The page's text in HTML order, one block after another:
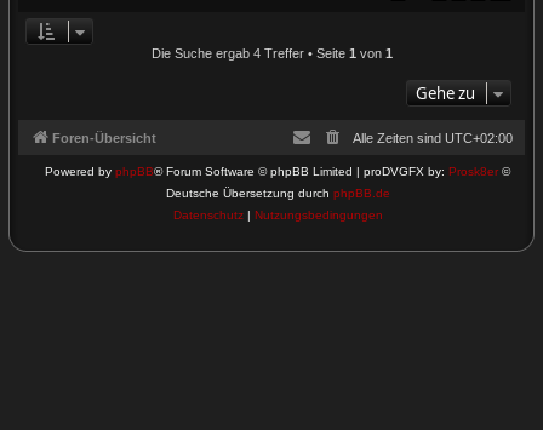
Die Suche ergab 4 Treffer • Seite 1 von 1
Gehe zu
Foren-Übersicht Alle Zeiten sind UTC+02:00
Powered by phpBB® Forum Software © phpBB Limited | proDVGFX by: Prosk8er ©
Deutsche Übersetzung durch phpBB.de
Datenschutz| Nutzungsbedingungen